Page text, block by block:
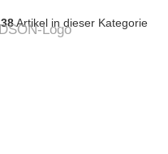
38Artikel in dieser Kategorie